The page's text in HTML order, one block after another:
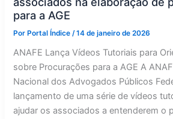
na
AGE
para a AGE
PorPortal Índice /14 de janeiro de 2026
ANAFE Lança Vídeos Tutoriais para
sobre Procurações para a AGE A
Nacional dos Advogados Públicos
lançamento de uma série de vídeos
ajudar os associados a entenderem o